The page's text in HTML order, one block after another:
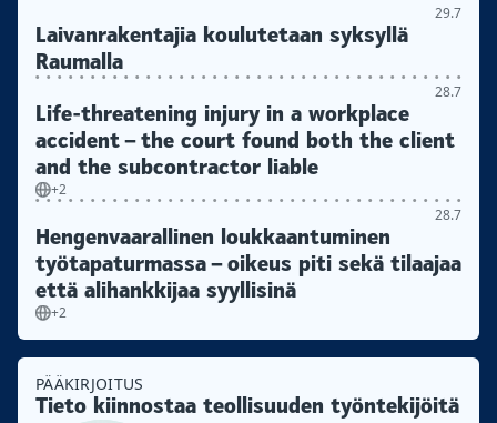
29.7
Laivanrakentajia koulutetaan syksyllä
Raumalla
28.7
Life-threatening injury in a workplace
accident – the court found both the client
and the subcontractor liable
+2
28.7
Hengenvaarallinen loukkaantuminen
työtapaturmassa – oikeus piti sekä tilaajaa
että alihankkijaa syyllisinä
+2
PÄÄKIRJOITUS
Tieto kiinnostaa teollisuuden työntekijöitä